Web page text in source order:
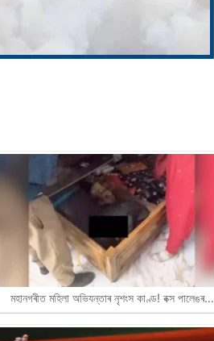
মহানগৰীত মহিলা অভিযন্তাৰ নৃশংস কাণ্ড! বক্স পালেঙৰ…